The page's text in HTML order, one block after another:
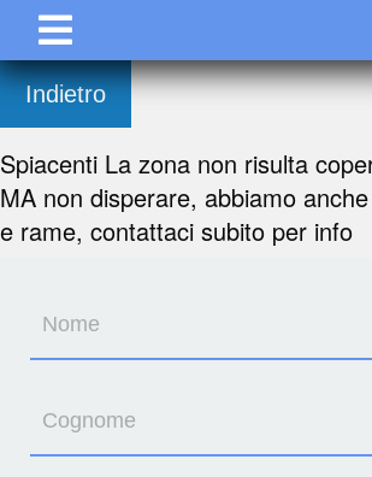
Indietro
Spiacenti La zona non risulta
MA non disperare, abbiamo
e rame, contattaci subito per info
Nome
Cognome